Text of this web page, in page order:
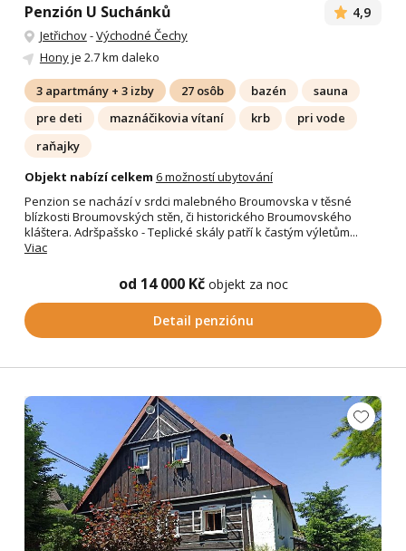
Penzión U Suchánků 4,9
Jetřichov-Východné Čechy
Honyje 2.7 km daleko
3 apartmány + 3 izby 27 osôb bazén
sauna
pre deti
maznáčikovia vítaní krb
pri vode
raňajky
Objekt nabízí celkem 6 možností ubytování
Penzion se nachází v srdci malebného Broumovska v těsné
blízkosti Broumovských stěn, či historického Broumovského
kláštera. Adršpašsko - Teplické skály patří k častým výletům...
Viac
od 14 000 Kč objekt za noc
Detail penziónu